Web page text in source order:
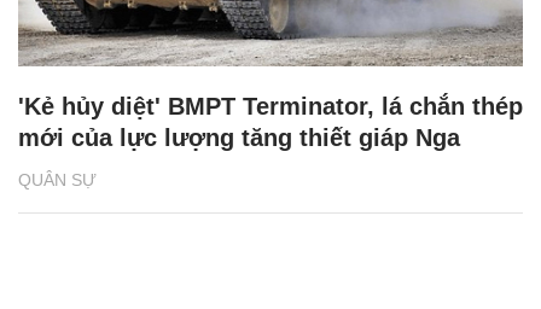
QUÂN SỰ
'Kẻ hủy diệt' BMPT Terminator, lá chắn thép
mới của lực lượng tăng thiết giáp Nga